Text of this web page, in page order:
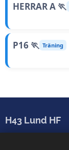
HERRAR A 🏃
P16 🏃 Träning
H43 Lund HF